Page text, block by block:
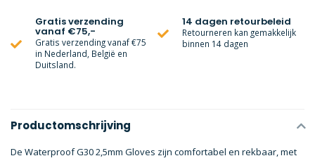
Gratis verzending
vanaf €75,-
Gratis verzending vanaf €75
in Nederland, België en
Duitsland.
14 dagen retourbeleid
Retourneren kan gemakkelijk
binnen 14 dagen
Productomschrijving
De Waterproof G30 2,5mm Gloves zijn comfortabel en rekbaar, met